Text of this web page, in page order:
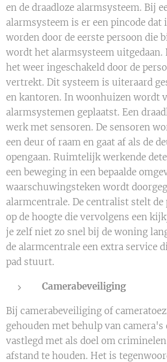
en de draadloze alarmsysteem. Bij
alarmsysteem is er een pincode dat
worden door de eerste persoon die
wordt het alarmsysteem
het weer ingeschakeld door de
vertrekt. Dit systeem is uiteraard
en kantoren. In woonhuizen wordt
alarmsystemen geplaatst. Een
werk met sensoren. De sensoren
een deur of raam en gaat af als de
opengaan. Ruimtelijk werkende
een beweging in een bepaalde
waarschuwingsteken wordt
alarmcentrale. De centralist stelt de
op de hoogte die vervolgens een
je zelf niet zo snel bij de woning
de alarmcentrale een extra service
pad stuurt.
Camerabeveiliging
Bij camerabeveiliging of
gehouden met behulp van camera's
vastlegd met als doel om
afstand te houden. Het is